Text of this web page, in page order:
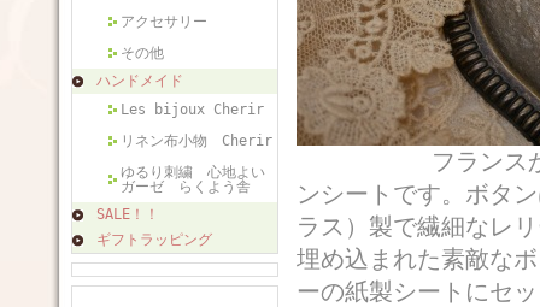
アクセサリー
その他
ハンドメイド
Les bijoux Cherir
リネン布小物 Cherir
ゆるり刺繍 心地よい
ガーゼ らくよう舎
SALE！！
ギフトラッピング
フランスから届
ンシートです。ボタ
ラス）製で繊細なレ
埋め込まれた素敵な
ーの紙製シートにセ